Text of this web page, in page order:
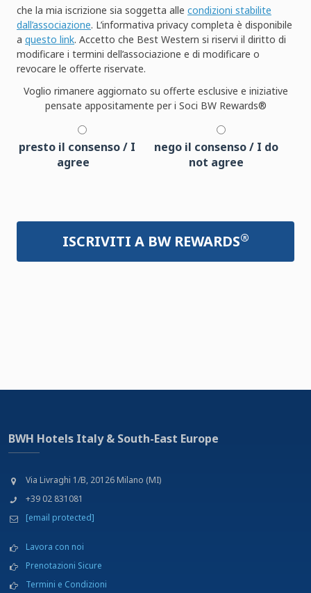
che la mia iscrizione sia soggetta alle condizioni stabilite
dall’associazione. L’informativa privacy completa è disponibile
a questo link. Accetto che Best Western si riservi il diritto di
modificare i termini dell’associazione e di modificare o
revocare le offerte riservate.
Voglio rimanere aggiornato su offerte esclusive e iniziative
pensate appositamente per i Soci BW Rewards®
presto il consenso / I
agree
nego il consenso / I do
not agree
ISCRIVITI A BW REWARDS®
BWH Hotels Italy & South-East Europe
Via Livraghi 1/B, 20126 Milano (MI)
+39 02 831081
[email protected]
Lavora con noi
Prenotazioni Sicure
Termini e Condizioni